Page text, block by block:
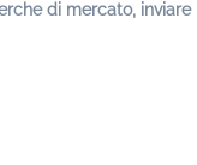
di mercato,